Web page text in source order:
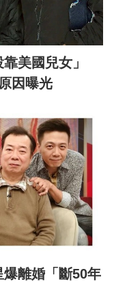
靠美國兒女」
因曝光
離婚「斷50年